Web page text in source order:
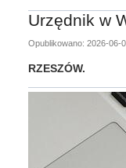
Urzędnik w
Opublikowano: 2026-06-
RZESZÓW.